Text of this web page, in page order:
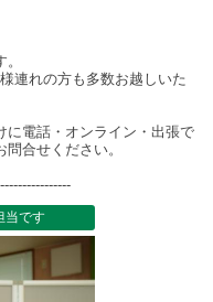
連れの方も多数お越しいた
に電話・オンライン・出張で
合せください。
当です